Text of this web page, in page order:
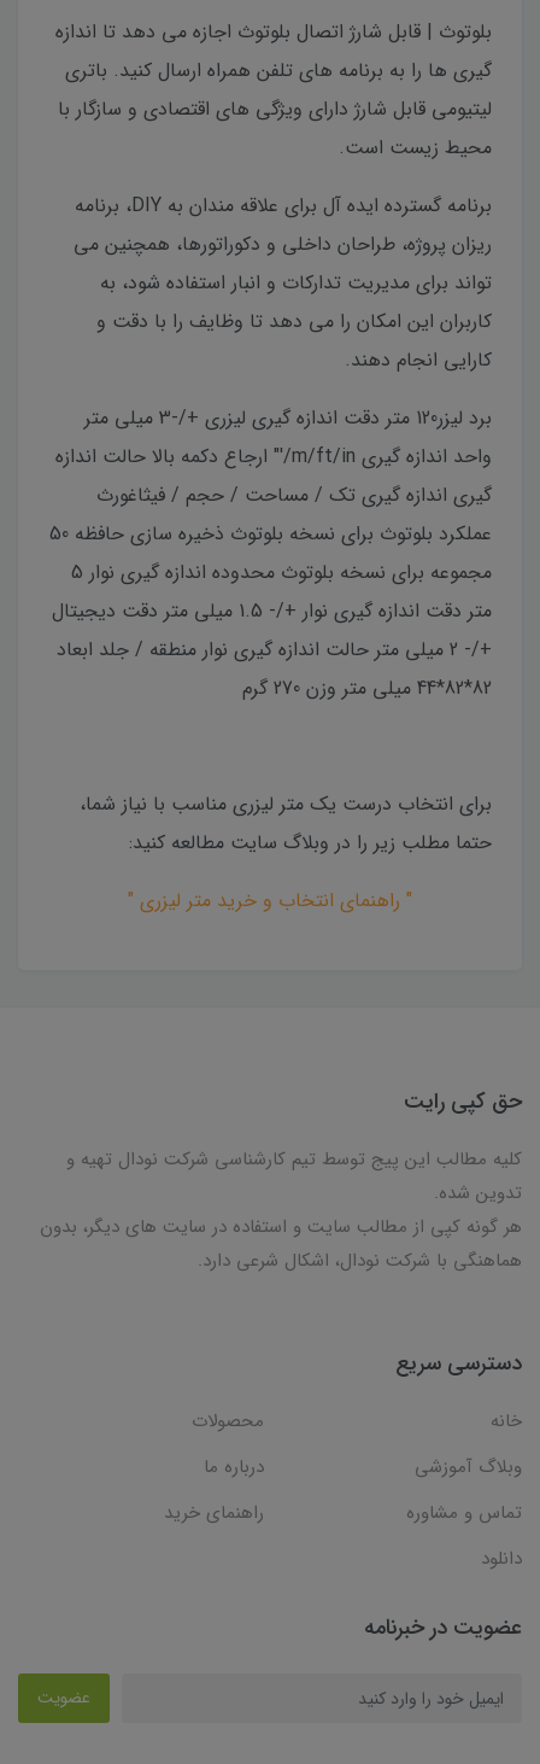
بلوتوث | قابل شارژ اتصال بلوتوث اجازه می دهد تا اندازه
گیری ها را به برنامه های تلفن همراه ارسال کنید. باتری
لیتیومی قابل شارژ دارای ویژگی های اقتصادی و سازگار با
محیط زیست است.
برنامه گسترده ایده آل برای علاقه مندان به DIY، برنامه
ریزان پروژه، طراحان داخلی و دکوراتورها، همچنین می
تواند برای مدیریت تدارکات و انبار استفاده شود، به
کاربران این امکان را می دهد تا وظایف را با دقت و
کارایی انجام دهند.
برد لیزر120 متر دقت اندازه گیری لیزری +/-3 میلی متر
واحد اندازه گیری m/ft/in/'" ارجاع دکمه بالا حالت اندازه
گیری اندازه گیری تک / مساحت / حجم / فیثاغورث
عملکرد بلوتوث برای نسخه بلوتوث ذخیره سازی حافظه 50
مجموعه برای نسخه بلوتوث محدوده اندازه گیری نوار 5
متر دقت اندازه گیری نوار +/- 1.5 میلی متر دقت دیجیتال
+/- 2 میلی متر حالت اندازه گیری نوار منطقه / جلد ابعاد
82*82*44 میلی متر وزن 270 گرم
برای انتخاب درست یک متر لیزری مناسب با نیاز شما،
حتما مطلب زیر را در وبلاگ سایت مطالعه کنید:
" راهنمای انتخاب و خرید متر لیزری "
حق کپی رایت
کلیه مطالب این پیج توسط تیم کارشناسی شرکت نودال تهیه و
تدوین شده.
هر گونه کپی از مطالب سایت و استفاده در سایت های دیگر، بدون
هماهنگی با شرکت نودال، اشکال شرعی دارد.
دسترسی سریع
خانه
محصولات
وبلاگ آموزشی
درباره ما
تماس و مشاوره
راهنمای خرید
دانلود
عضویت در خبرنامه
عضویت